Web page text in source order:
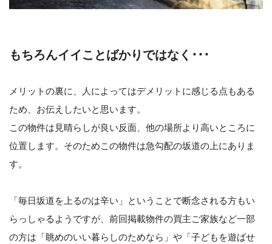
もちろんイイことばかりではなく･･･
メリットの裏に、人によってはデメリットに感じる点もある
ため、お伝えしたいと思います。
この物件は見晴らしが良い反面、他の場所より高いところに
位置します。そのためこの物件は急勾配の坂道の上にありま
す。
「毎日坂道を上るのは辛い」ということで断念される方もい
らっしゃるようですが、前回掲載物件の買主ご家族など一部
の方は「眺めのいい暮らしのためなら」や「子どもを遊ばせ